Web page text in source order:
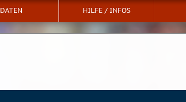
DATEN HILFE / INFOS